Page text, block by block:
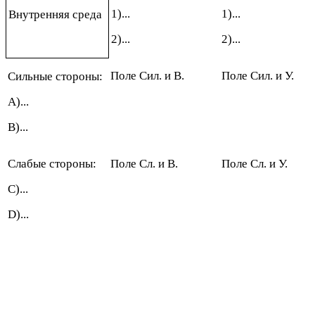
Внутренняя среда
1)...
2)...
1)...
2)...
Сильные стороны:
А)...
В)...
Поле Сил. и В. Поле Сил. и У.
Слабые стороны:
C)...
D)...
Поле Сл. и В. Поле Сл. и У.